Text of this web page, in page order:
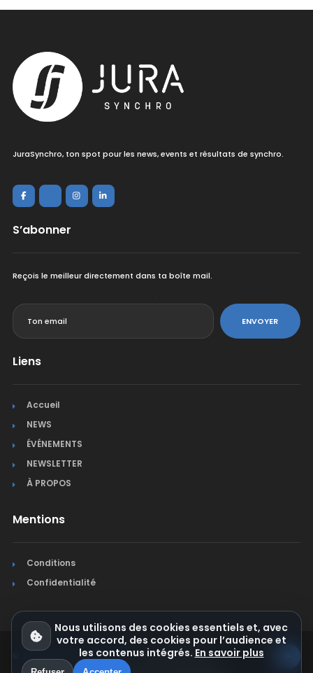
JuraSynchro, ton spot pour les news, events et résultats de synchro.
S’abonner
Reçois le meilleur directement dans ta boîte mail.
ENVOYER
Liens
Accueil
NEWS
ÉVÉNEMENTS
NEWSLETTER
À PROPOS
Mentions
Conditions
Confidentialité
© Jura Synchro 2015-2026. Tous droits réservés.
Nous utilisons des cookies essentiels et, avec
votre accord, des cookies pour l’audience et
les contenus intégrés. En savoir plus